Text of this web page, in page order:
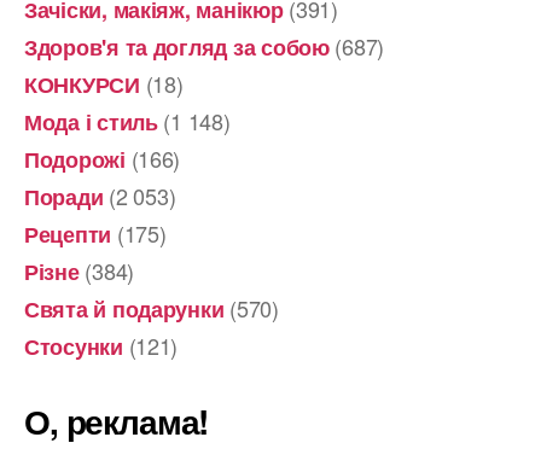
Зачіски, макіяж, манікюр(391)
Здоров'я та догляд за собою(687)
КОНКУРСИ (18)
Мода і стиль(1 148)
Подорожі (166)
Поради (2 053)
Рецепти (175)
Різне(384)
Свята й подарунки (570)
Стосунки (121)
О, реклама!